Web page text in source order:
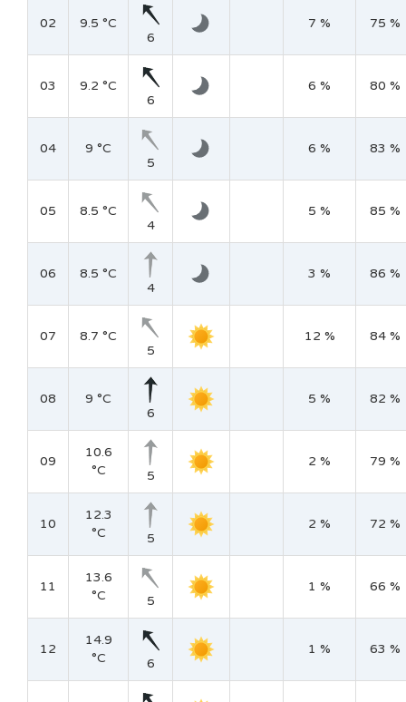
02
9.5 °C
6
7 % 75 %
03
9.2 °C
6
6 % 80 %
04
9 °C
5
6 % 83 %
05
8.5 °C
4
5 % 85 %
06
8.5 °C
4
3 % 86 %
07
8.7 °C
5
12 % 84 %
08
9 °C
6
5 % 82 %
09
10.6
°C
5
2 % 79 %
10
12.3
°C
5
2 % 72 %
11
13.6
°C
5
1 % 66 %
12
14.9
°C
6
1 % 63 %